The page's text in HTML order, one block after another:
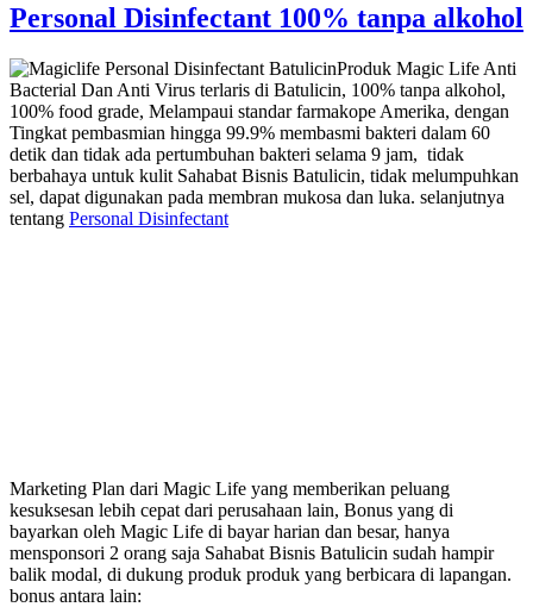
Personal Disinfectant 100% tanpa alkohol
Produk Magic Life Anti
Bacterial Dan Anti Virus terlaris di Batulicin, 100% tanpa alkohol,
100% food grade, Melampaui standar farmakope Amerika, dengan
Tingkat pembasmian hingga 99.9% membasmi bakteri dalam 60
detik dan tidak ada pertumbuhan bakteri selama 9 jam, tidak
berbahaya untuk kulit Sahabat Bisnis Batulicin, tidak melumpuhkan
sel, dapat digunakan pada membran mukosa dan luka. selanjutnya
tentang Personal Disinfectant
Marketing Plan dari Magic Life yang memberikan peluang
kesuksesan lebih cepat dari perusahaan lain, Bonus yang di
bayarkan oleh Magic Life di bayar harian dan besar, hanya
mensponsori 2 orang saja Sahabat Bisnis Batulicin sudah hampir
balik modal, di dukung produk produk yang berbicara di lapangan.
bonus antara lain: